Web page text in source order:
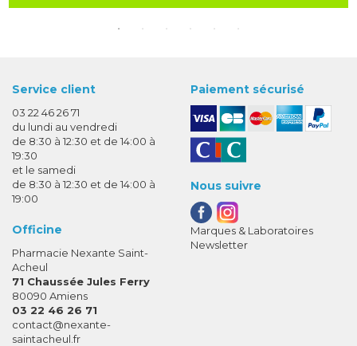
Service client
03 22 46 26 71
du lundi au vendredi
de 8:30 à 12:30 et de 14:00 à
19:30
et le samedi
de 8:30 à 12:30 et de 14:00 à
19:00
Officine
Pharmacie Nexante Saint-
Acheul
71 Chaussée Jules Ferry
80090 Amiens
03 22 46 26 71
contact-
@-
nexante-
saintacheul.fr
Paiement sécurisé
Nous suivre
Marques & Laboratoires
Newsletter